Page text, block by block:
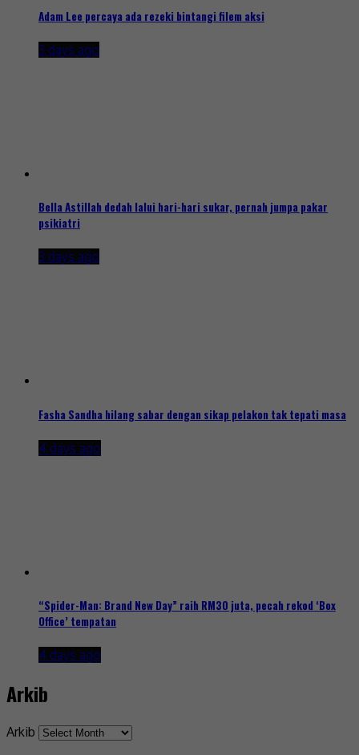
Adam Lee percaya ada rezeki bintangi filem aksi
3 days ago
Bella Astillah dedah lalui hari-hari sukar, pernah jumpa pakar
psikiatri
3 days ago
Fasha Sandha hilang sabar dengan sikap pelakon tak tepati masa
4 days ago
“Spider-Man: Brand New Day” raih RM30 juta, pecah rekod ‘Box
Office’ tempatan
4 days ago
Arkib
Arkib